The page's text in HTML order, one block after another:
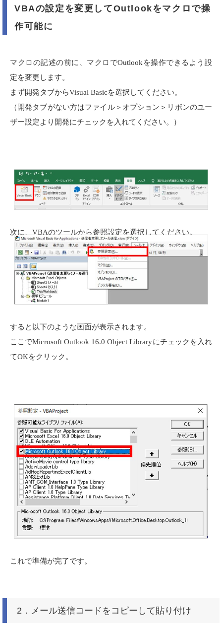
VBAの設定を変更してOutlookをマクロで操
作可能に
マクロの記述の前に、マクロでOutlook を操作できるよう設
定を変更します。
まず開発タブからVisual Basicを選択してください。
（開発タブがない方はファイル＞オプション＞リボンのユー
ザー設定より開発にチェックを入れてください。）
次に、 VBAのツールから参照設定を選択してください。
すると以下のような画面が表示されます。
ここでMicrosoft Outlook 16.0 Object Libraryにチェックを入れ
てOKをクリック。
これで準備が完了です。
2．メール送信コードをコピーして貼り付け